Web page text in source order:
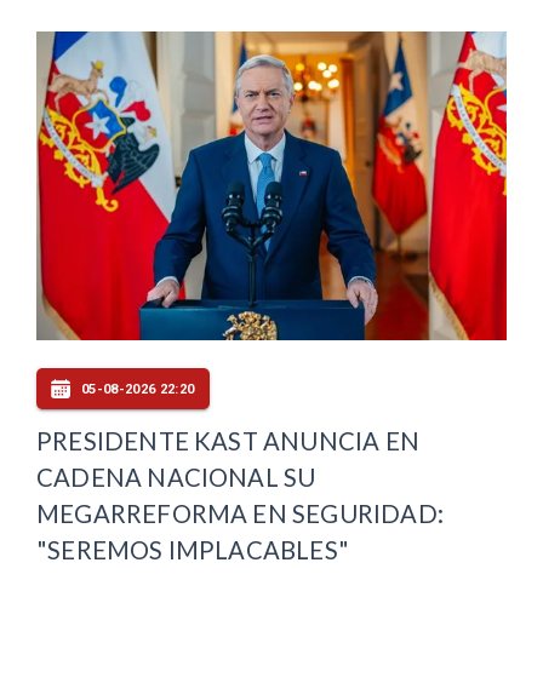
05-08-2026 22:20
PRESIDENTE KAST ANUNCIA EN
CADENA NACIONAL SU
MEGARREFORMA EN SEGURIDAD:
"SEREMOS IMPLACABLES"